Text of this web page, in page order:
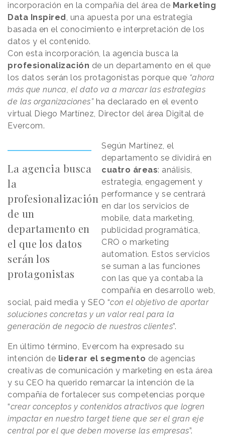
incorporación en la compañía del área de Marketing
Data Inspired , una apuesta por una estrategia
basada en el conocimiento e interpretación de los
datos y el contenido.
Con esta incorporación, la agencia busca la
profesionalización de un departamento en el que
los datos serán los protagonistas porque que “ahora
más que nunca, el dato va a marcar las estrategias
de las organizaciones”ha declarado en el evento
virtual Diego Martínez, Director del área Digital de
Evercom.
La agencia busca
la
profesionalización
de un
departamento en
el que los datos
serán los
protagonistas
Según Martínez, el
departamento se dividirá en
cuatro áreas: análisis,
estrategia, engagement y
performance y se centrará
en dar los servicios de
mobile, data marketing,
publicidad programática,
CRO o marketing
automation. Estos servicios
se suman a las funciones
con las que ya contaba la
compañía en desarrollo web,
social, paid media y SEO “con el objetivo de aportar
soluciones concretas y un valor real para la
generación de negocio de nuestros clientes”.
En último término, Evercom ha expresado su
intención de liderar el segmento de agencias
creativas de comunicación y marketing en esta área
y su CEO ha querido remarcar la intención de la
compañía de fortalecer sus competencias porque
“crear conceptos y contenidos atractivos que logren
impactar en nuestro target tiene que ser el gran eje
central por el que deben moverse las empresas”.